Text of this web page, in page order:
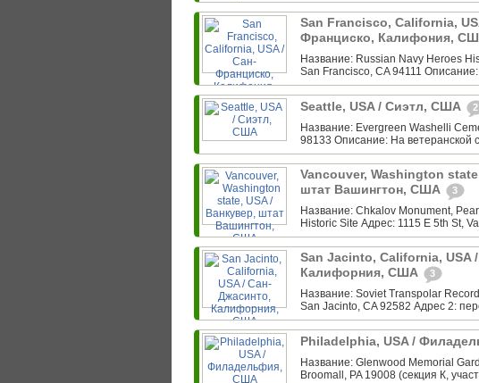
San Francisco, California,
Франциско, Калифония,
Название: Russian Navy Heroes
San Francisco, CA 94111
Seattle, USA / Сиэтл, США 2
Название: Evergreen Washelli
98133 Описание: На ветеранской
Vancouver, Washington
штат Вашингтон, США
3
Название: Chkalov Monument,
Historic Site Адрес: 1115 E 5th St,
San Jacinto, California, USA
Калифорния, США
3
Название: Soviet Transpolar
San Jacinto, CA 92582 Адрес 2:
Philadelphia, USA /
Название: Glenwood Memorial
Broomall, PA 19008 (секция К,